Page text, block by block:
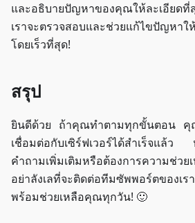
และอธิบายปัญหาของคุณให้ละเอียดที่
เราจะตรวจสอบและช่วยแก้ไขปัญหา
โดยเร็วที่สุด!
สรุป
ยินดีด้วย ถ้าคุณทำตามทุกขั้นตอน คุ
เชื่อมต่อกับเซิร์ฟเวอร์ได้สำเร็จแล้ว
คำถามเพิ่มเติมหรือต้องการความช่วย
อย่าลังเลที่จะติดต่อทีมซัพพอร์ตของเ
พร้อมช่วยเหลือคุณทุกวัน! 🙂